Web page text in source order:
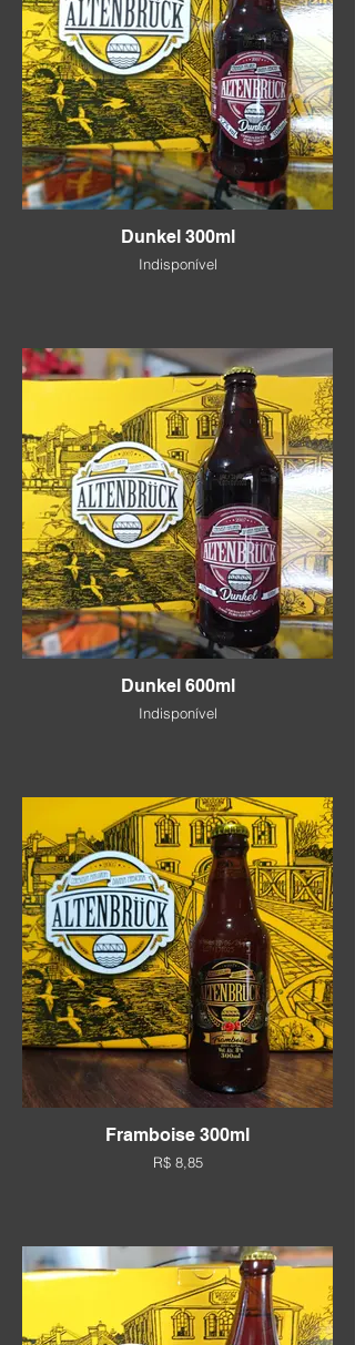
Dunkel 300ml
Indisponível
Dunkel 600ml
Indisponível
Framboise 300ml
R$ 8,85